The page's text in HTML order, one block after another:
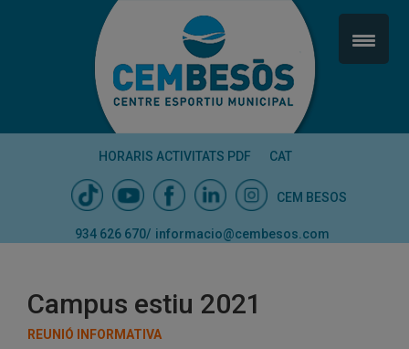
HORARIS ACTIVITATS PDF CAT
CEM BESOS
934 626 670/ informacio@cembesos.com
Campus estiu 2021
REUNIÓ INFORMATIVA